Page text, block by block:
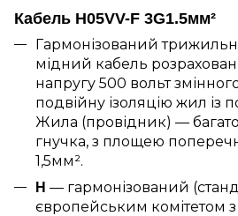
Кабель H05VV-F 3G1.5мм²
Гармонізований
мідний кабель
напругу 500 вольт
подвійну ізоляцію жил із
Жила (провідник) —
гнучка, з площею
1,5мм².
H — гармонізований
європейським комітетом з